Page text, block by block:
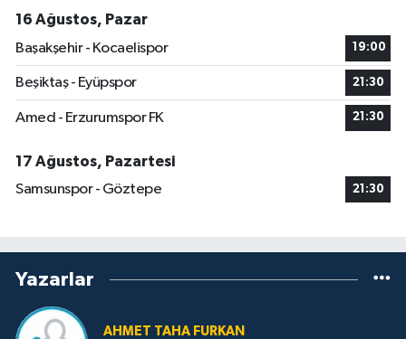
16 Ağustos, Pazar
Başakşehir - Kocaelispor
19:00
Beşiktaş - Eyüpspor 21:30
Amed - Erzurumspor FK 21:30
17 Ağustos, Pazartesi
Samsunspor - Göztepe
21:30
Yazarlar
AHMET TAHA FURKAN